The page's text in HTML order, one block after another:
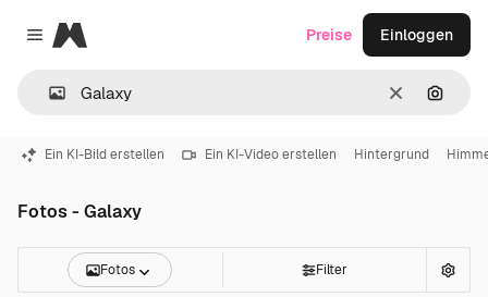
Close menu
Magnific
LöschenNach
Preise Einloggen
Ein KI-Bild erstellen Ein KI-Video erstellen Hintergrund
Fotos - Galaxy
Fotos Filter